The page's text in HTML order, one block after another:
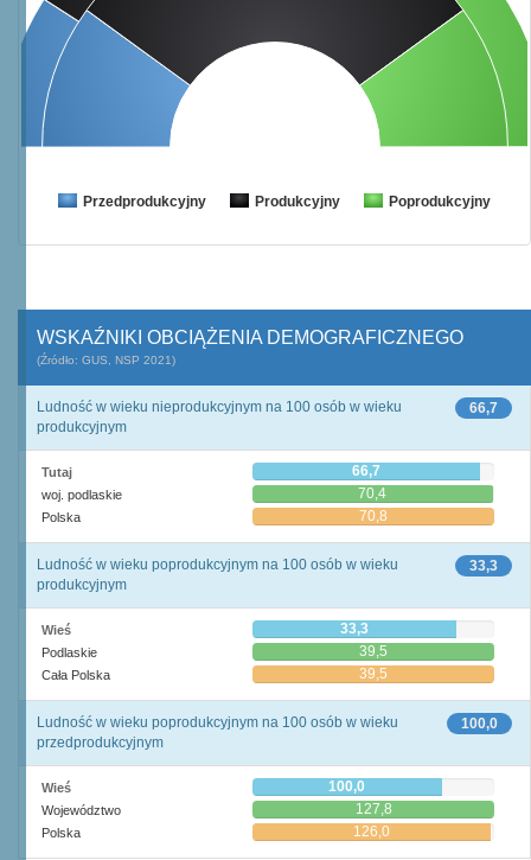
Przedprodukcyjny Produkcyjny Poprodukcyjny
WSKAŹNIKI OBCIĄŻENIA DEMOGRAFICZNEGO
(Źródło: GUS, NSP 2021)
66,7
Ludność w wieku nieprodukcyjnym na 100 osób w wieku
produkcyjnym
Tutaj 66,7
woj. podlaskie 70,4
Polska 70,8
33,3
Ludność w wieku poprodukcyjnym na 100 osób w wieku
produkcyjnym
Wieś 33,3
Podlaskie 39,5
Cała Polska 39,5
100,0
Ludność w wieku poprodukcyjnym na 100 osób w wieku
przedprodukcyjnym
Wieś 100,0
Województwo 127,8
Polska 126,0